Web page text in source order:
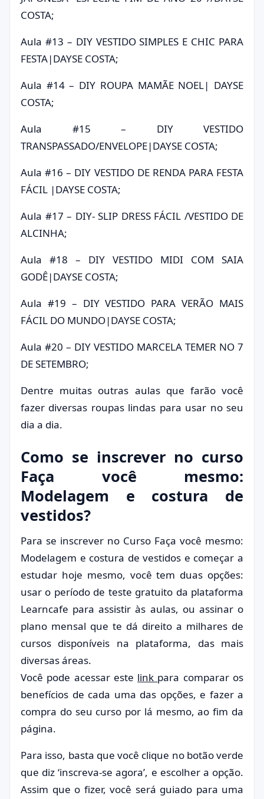
COSTA;
Aula #13 – DIY VESTIDO SIMPLES E CHIC PARA
FESTA|DAYSE COSTA;
Aula #14 – DIY ROUPA MAMÃE NOEL| DAYSE
COSTA;
Aula #15 – DIY VESTIDO
TRANSPASSADO/ENVELOPE|DAYSE COSTA;
Aula #16 – DIY VESTIDO DE RENDA PARA FESTA
FÁCIL |DAYSE COSTA;
Aula #17 – DIY- SLIP DRESS FÁCIL /VESTIDO DE
ALCINHA;
Aula #18 – DIY VESTIDO MIDI COM SAIA
GODÊ|DAYSE COSTA;
Aula #19 – DIY VESTIDO PARA VERÃO MAIS
FÁCIL DO MUNDO|DAYSE COSTA;
Aula #20 – DIY VESTIDO MARCELA TEMER NO 7
DE SETEMBRO;
Dentre muitas outras aulas que farão você
fazer diversas roupas lindas para usar no seu
dia a dia.
Como se inscrever no curso
Faça você mesmo:
Modelagem e costura de
vestidos?
Para se inscrever no Curso Faça você mesmo:
Modelagem e costura de vestidos e começar a
estudar hoje mesmo, você tem duas opções:
usar o período de teste gratuito da plataforma
Learncafe para assistir às aulas, ou assinar o
plano mensal que te dá direito a milhares de
cursos disponíveis na plataforma, das mais
diversas áreas.
Você pode acessar este link para comparar os
benefícios de cada uma das opções, e fazer a
compra do seu curso por lá mesmo, ao fim da
página.
Para isso, basta que você clique no botão verde
que diz ‘inscreva-se agora’, e escolher a opção.
Assim que o fizer, você será guiado para uma